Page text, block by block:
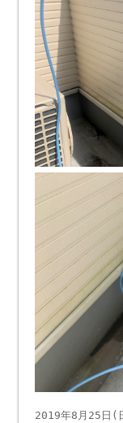
2019年8月25日